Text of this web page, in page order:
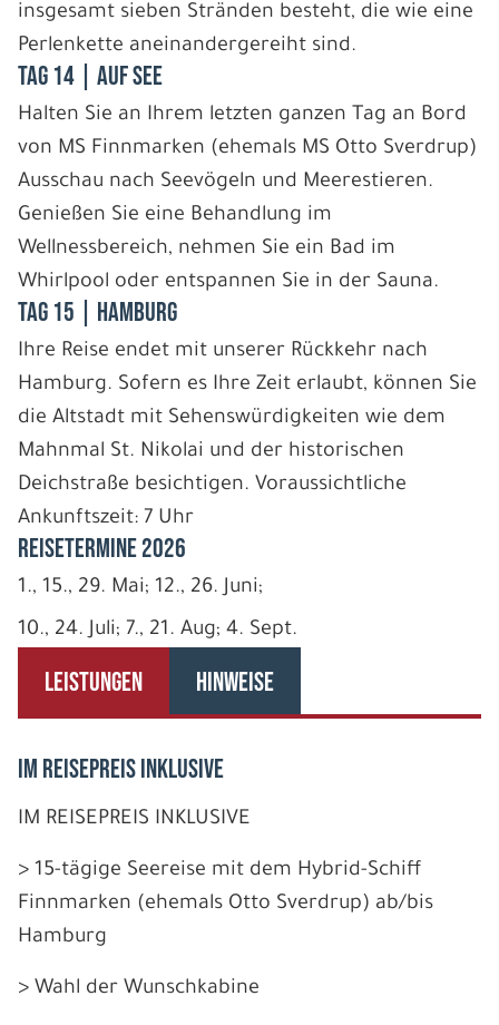
insgesamt sieben Stränden besteht, die wie eine
Perlenkette aneinandergereiht sind.
Tag 14 | Auf See
Halten Sie an Ihrem letzten ganzen Tag an Bord
von MS Finnmarken (ehemals MS Otto Sverdrup)
Ausschau nach Seevögeln und Meerestieren.
Genießen Sie eine Behandlung im
Wellnessbereich, nehmen Sie ein Bad im
Whirlpool oder entspannen Sie in der Sauna.
Tag 15 | Hamburg
Ihre Reise endet mit unserer Rückkehr nach
Hamburg. Sofern es Ihre Zeit erlaubt, können Sie
die Altstadt mit Sehenswürdigkeiten wie dem
Mahnmal St. Nikolai und der historischen
Deichstraße besichtigen. Voraussichtliche
Ankunftszeit: 7 Uhr
REISETERMINE 2026
1., 15., 29. Mai; 12., 26. Juni;
10., 24. Juli; 7., 21. Aug; 4. Sept.
LEISTUNGEN HINWEISE
IM REISEPREIS INKLUSIVE
IM REISEPREIS INKLUSIVE
> 15-tägige Seereise mit dem Hybrid-Schiff
Finnmarken (ehemals Otto Sverdrup) ab/bis
Hamburg
> Wahl der Wunschkabine